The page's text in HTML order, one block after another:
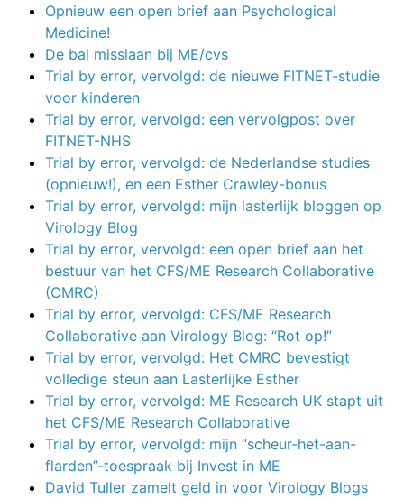
Opnieuw een open brief aan Psychological
Medicine!
De bal misslaan bij ME/cvs
Trial by error, vervolgd: de nieuwe FITNET-studie
voor kinderen
Trial by error, vervolgd: een vervolgpost over
FITNET-NHS
Trial by error, vervolgd: de Nederlandse studies
(opnieuw!), en een Esther Crawley-bonus
Trial by error, vervolgd: mijn lasterlijk bloggen op
Virology Blog
Trial by error, vervolgd: een open brief aan het
bestuur van het CFS/ME Research Collaborative
(CMRC)
Trial by error, vervolgd: CFS/ME Research
Collaborative aan Virology Blog: “Rot op!”
Trial by error, vervolgd: Het CMRC bevestigt
volledige steun aan Lasterlijke Esther
Trial by error, vervolgd: ME Research UK stapt uit
het CFS/ME Research Collaborative
Trial by error, vervolgd: mijn “scheur-het-aan-
flarden”-toespraak bij Invest in ME
David Tuller zamelt geld in voor Virology Blogs